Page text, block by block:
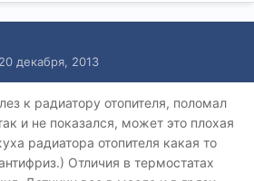
20 декабря, 2013
к радиатору отопителя, поломал
и не показался, может это плохая
радиатора отопителя какая то
Отличия в термостатах